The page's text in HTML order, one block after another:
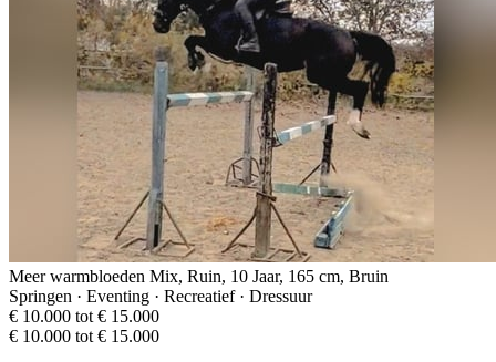
Meer warmbloeden Mix, Ruin, 10 Jaar, 165 cm, Bruin
Springen · Eventing · Recreatief · Dressuur
€ 10.000 tot € 15.000
€ 10.000 tot € 15.000